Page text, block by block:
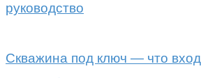
руководство
Скважина под ключ — что